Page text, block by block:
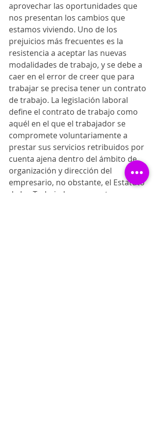
aprovechar las oportunidades que
nos presentan los cambios que
estamos viviendo. Uno de los
prejuicios más frecuentes es la
resistencia a aceptar las nuevas
modalidades de trabajo, y se debe a
caer en el error de creer que para
trabajar se precisa tener un contrato
de trabajo. La legislación laboral
define el contrato de trabajo como
aquél en el que el trabajador se
compromete voluntariamente a
prestar sus servicios retribuidos por
cuenta ajena dentro del ámbito de
organización y dirección del
empresario, no obstante, el Estatuto
de los Trabajadores no entra en